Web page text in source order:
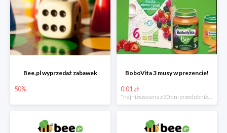
Bee.pl wyprzedaż zabawek
50%
BoboVita 3 musy w prezencie!
0.01 zł
*najniższa cena z 30 dni przed obniżką